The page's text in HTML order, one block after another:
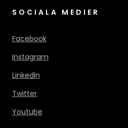
SOCIALA MEDIER
Facebook
Instagram
LinkedIn
Twitter
Youtube